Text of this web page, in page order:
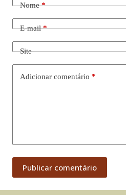
Nome*
E-mail*
Site
Adicionar comentário *
Publicar comentário